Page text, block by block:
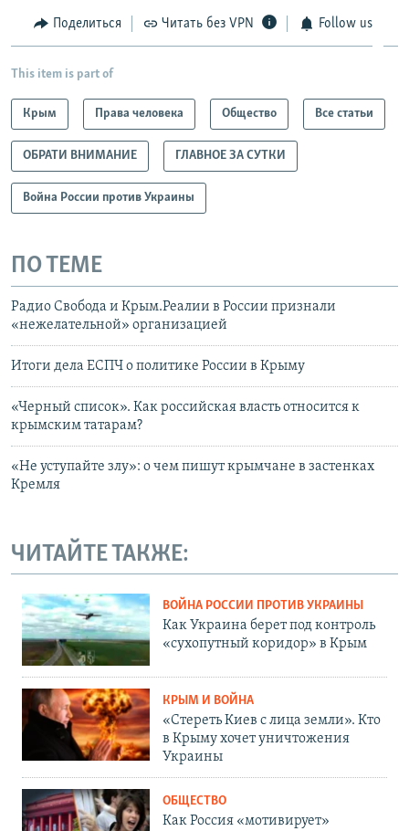
Поделиться Читать без VPN Follow us
This item is part of
Крым Права человека Общество Все статьи
ОБРАТИ ВНИМАНИЕ ГЛАВНОЕ ЗА СУТКИ
Война России против Украины
ПО ТЕМЕ
Радио Свобода и Крым.Реалии в России признали
«нежелательной» организацией
Итоги дела ЕСПЧ о политике России в Крыму
«Черный список». Как российская власть относится к
крымским татарам?
«Не уступайте злу»: о чем пишут крымчане в застенках
Кремля
ЧИТАЙТЕ ТАКЖЕ:
ВОЙНА РОССИИ ПРОТИВ УКРАИНЫ
Как Украина берет под контроль
«сухопутный коридор» в Крым
КРЫМ И ВОЙНА
«Стереть Киев с лица земли». Кто
в Крыму хочет уничтожения
Украины
ОБЩЕСТВО
Как Россия «мотивирует»